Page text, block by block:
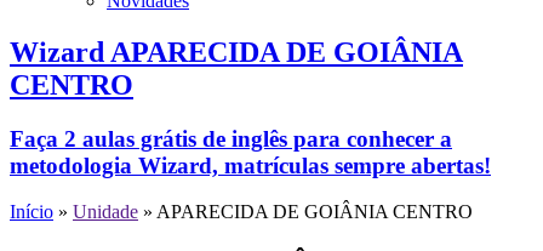
Wizard APARECIDA DE GOIÂNIA
CENTRO
Faça 2 aulas grátis de inglês para conhecer a
metodologia Wizard, matrículas sempre abertas!
Início » Unidade » APARECIDA DE GOIÂNIA CENTRO